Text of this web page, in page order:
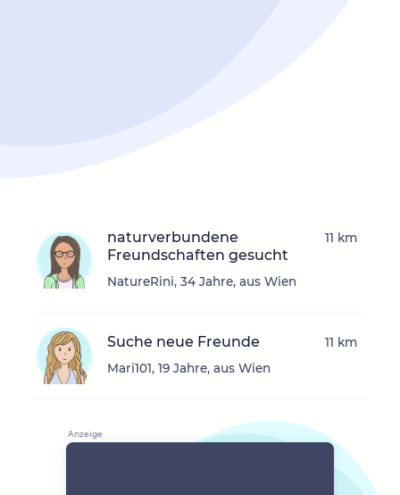
naturverbundene
Freundschaften gesucht
NatureRini, 34 Jahre, aus Wien
11 km
Suche neue Freunde
Mari101, 19 Jahre, aus Wien
11 km